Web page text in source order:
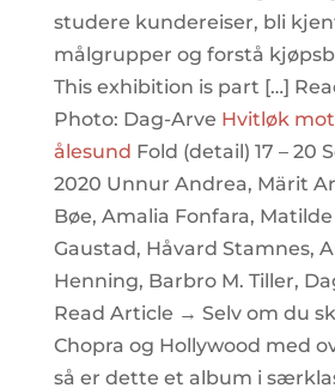
studere kundereiser, bli
målgrupper og forstå
This exhibition is part […]
Photo: Dag-Arve Hvitløk
ålesund Fold (detail) 17 – 20
2020 Unnur Andrea, Märit
Bøe, Amalia Fonfara,
Gaustad, Håvard Stamnes,
Henning, Barbro M. Tiller,
Read Article → Selv om du
Chopra og Hollywood med
så er dette et album i